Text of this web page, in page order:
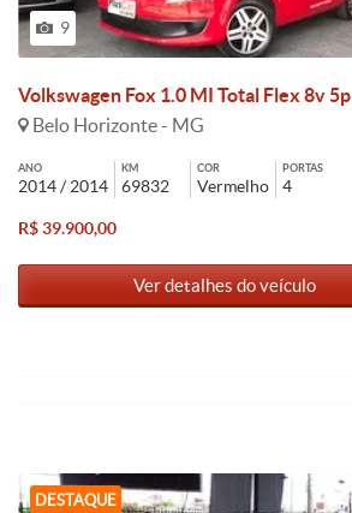
9
Volkswagen Fox 1.0 MI Total Flex 8v 5p
Belo Horizonte - MG
ANO
2014 / 2014
KM
69832
COR
Vermelho
PORTAS
4
R$ 39.900,00
Ver detalhes do veículo
DESTAQUE